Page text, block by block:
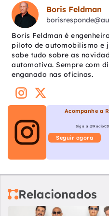
Boris Feldman
Boris Feldman é
piloto de automobilismo e
sabe tudo sobre as
automotiva. Sempre com
enganado nas oficinas.
Acompanhe a
Siga a
Seguir agora
Relacionados